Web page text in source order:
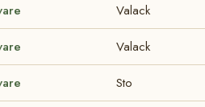
Valack
Valack
Sto